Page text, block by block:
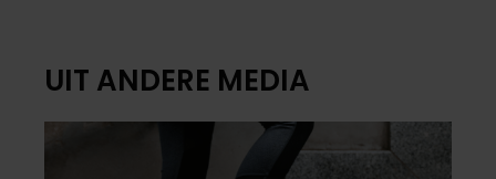
UIT ANDERE MEDIA